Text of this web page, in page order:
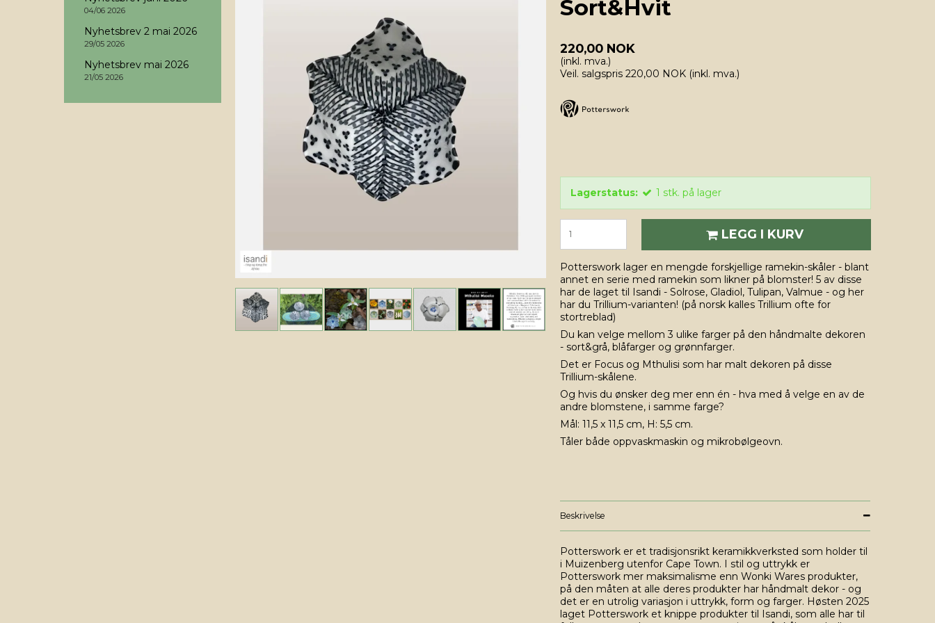
04/06 2026
Nyhetsbrev 2 mai 2026
29/05 2026
Nyhetsbrev mai 2026
21/05 2026
Sort&Hvit
220,00 NOK
(inkl. mva.)
Veil. salgspris 220,00 NOK (inkl. mva.)
Lagerstatus: 1 stk. på lager
LEGG I KURV
Potterswork lager en mengde forskjellige ramekin-skåler - blant
annet en serie med ramekin som likner på blomster! 5 av disse
har de laget til Isandi - Solrose, Gladiol, Tulipan, Valmue - og her
har du Trillium-varianten! (på norsk kalles Trillium ofte for
stortreblad)
Du kan velge mellom 3 ulike farger på den håndmalte dekoren
- sort&grå, blåfarger og grønnfarger.
Det er Focus og Mthulisi som har malt dekoren på disse
Trillium-skålene.
Og hvis du ønsker deg mer enn én - hva med å velge en av de
andre blomstene, i samme farge?
Mål: 11,5 x 11,5 cm, H: 5,5 cm.
Tåler både oppvaskmaskin og mikrobølgeovn.
Beskrivelse
Potterswork er et tradisjonsrikt keramikkverksted som holder til
i Muizenberg utenfor Cape Town. I stil og uttrykk er
Potterswork mer maksimalisme enn Wonki Wares produkter,
på den måten at alle deres produkter har håndmalt dekor - og
det er en utrolig variasjon i uttrykk, form og farger. Høsten 2025
laget Potterswork et knippe produkter til Isandi, som alle har til